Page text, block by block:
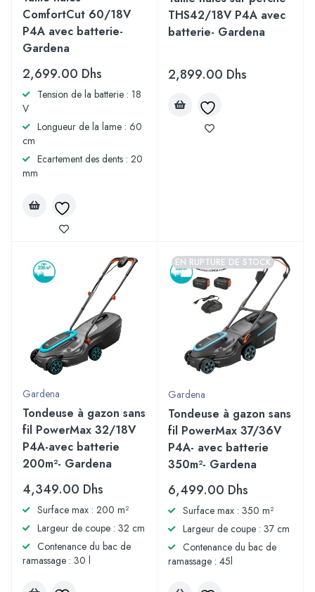
ComfortCut 60/18V
P4A avec batterie-
Gardena
2,699.00 Dhs
Tension de la batterie : 18
V
Longueur de la lame : 60
cm
Ecartement des dents : 20
mm
THS42/18V P4A avec
batterie- Gardena
2,899.00 Dhs
Gardena
Tondeuse à gazon sans
fil PowerMax 32/18V
P4A-avec batterie
200m²- Gardena
4,349.00 Dhs
Surface max : 200 m²
Largeur de coupe : 32 cm
Contenance du bac de
ramassage : 30 l
EN RUPTURE DE STOCK
Gardena
Tondeuse à gazon sans
fil PowerMax 37/36V
P4A- avec batterie
350m²- Gardena
6,499.00 Dhs
Surface max : 350 m²
Largeur de coupe : 37 cm
Contenance du bac de
ramassage : 45l